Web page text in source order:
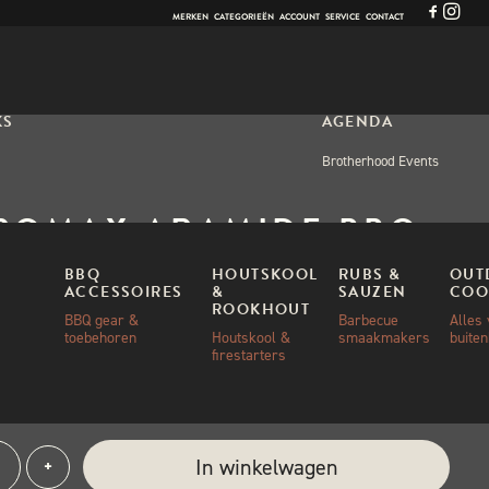
MERKEN CATEGORIEËN ACCOUNT SERVICE CONTACT
BBQ
ACCESSOIRES
BBQ gear &
toebehoren
HOUTSKOOL
&
ROOKHOUT
Houtskool &
firestarters
RUBS &
SAUZEN
Barbecue
smaakmakers
Alles
AGENDA
Brotherhood Events
ARAMIDE BBQ
+ In winkelwagen